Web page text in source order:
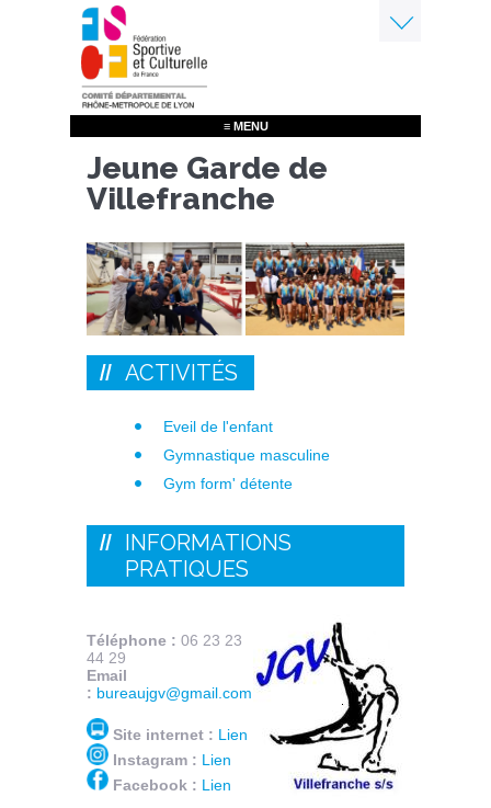
Aller
au
contenu
principal
≡ MENU
Jeune Garde de
Villefranche
ACTIVITÉS
Eveil de l'enfant
Gymnastique masculine
Gym form' détente
INFORMATIONS
PRATIQUES
Téléphone : 06 23 23
44 29
Email
: bureaujgv@gmail.com
Site internet : Lien
Instagram : Lien
Facebook : Lien